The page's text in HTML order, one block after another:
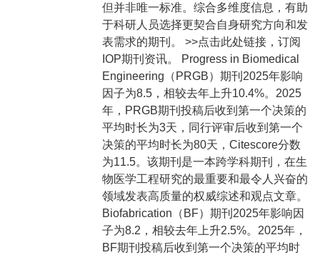
但并非唯一标准。综合多维度信息，有助
于科研人员选择更契合自身研究方向和发
表需求的期刊。 >>点击此处链接，订阅
IOP期刊资讯。 Progress in Biomedical
Engineering（PRGB）期刊2025年影响
因子为8.5，相较去年上升10.4%。2025
年，PRGB期刊投稿后收到第一个决策的
平均时长为3天，同行评审后收到第一个
决策的平均时长为80天，Citescore分数
为11.5。该期刊是一本跨学科期刊，在生
物医学工程研究的最重要和最令人兴奋的
领域发表高质量的权威综述和观点文章。
Biofabrication（BF）期刊2025年影响因
子为8.2，相较去年上升2.5%。2025年，
BF期刊投稿后收到第一个决策的平均时